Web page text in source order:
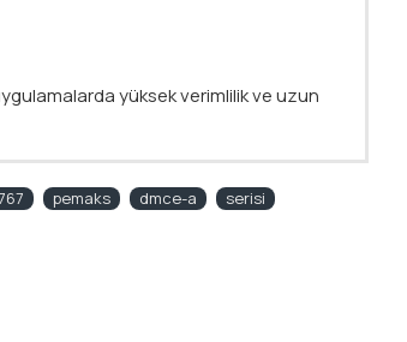
yüksek verimlilik ve uzun
pemaks dmce-a
serisi